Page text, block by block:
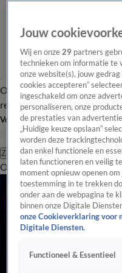
Overzicht Laatste nieuws
redactie
Volg Hart van Nederland
Zoeken
OverzichtRegio
Jouw
Wij en onze29 partners
technieken om informatie te
onze website(s), jouw
cookies accepteren”
ingeschakeld om onze
personaliseren, onze
de prestaties van
„Huidige keuze opslaan”
worden deze
dan enkel functionele en
laten functioneren en veilig
moment opnieuw openen
toestemming in te trekken
onder aan de webpagina te
binnen onze Digitale
onze Cookieverklaring voor
Digitale Diensten.
Functioneel & Essentieel